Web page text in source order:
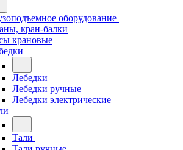
оборудование
кран-балки
крановые
Лебедки
Лебедки ручные
Лебедки электрические
Тали